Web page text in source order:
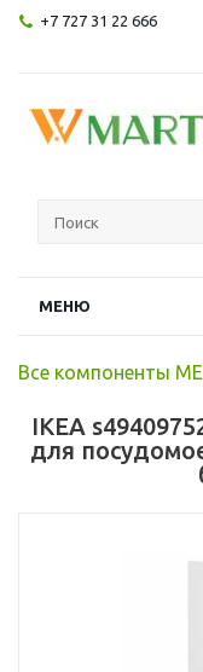
+7 727 31 22 666
МЕНЮ
Все компоненты
IKEA
для